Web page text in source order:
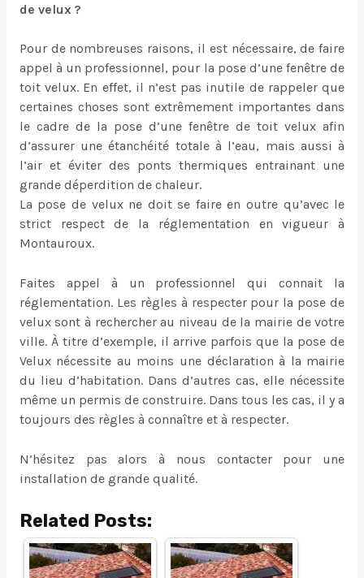
de velux ?
Pour de nombreuses raisons, il est nécessaire, de faire
appel à un professionnel, pour la pose d’une fenêtre de
toit velux. En effet, il n’est pas inutile de rappeler que
certaines choses sont extrêmement importantes dans
le cadre de la pose d’une fenêtre de toit velux afin
d’assurer une étanchéité totale à l’eau, mais aussi à
l’air et éviter des ponts thermiques entrainant une
grande déperdition de chaleur.
La pose de velux ne doit se faire en outre qu’avec le
strict respect de la réglementation en vigueur à
Montauroux.
Faites appel à un professionnel qui connait la
réglementation. Les règles à respecter pour la pose de
velux sont à rechercher au niveau de la mairie de votre
ville. À titre d’exemple, il arrive parfois que la pose de
Velux nécessite au moins une déclaration à la mairie
du lieu d’habitation. Dans d’autres cas, elle nécessite
même un permis de construire. Dans tous les cas, il y a
toujours des règles à connaître et à respecter.
N’hésitez pas alors à nous contacter pour une
installation de grande qualité.
Related Posts: